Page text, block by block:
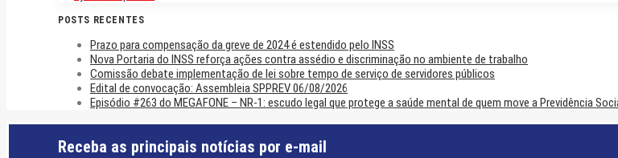
POSTS RECENTES
Prazo para compensação da greve de 2024 é estendido pelo INSS
Nova Portaria do INSS reforça ações contra assédio e discriminação no ambiente de trabalho
Comissão debate implementação de lei sobre tempo de serviço de servidores públicos
Edital de convocação: Assembleia SPPREV 06/08/2026
Episódio #263 do MEGAFONE – NR-1: escudo legal que protege a saúde mental de quem move a Previdência
Receba as principais notícias por e-mail